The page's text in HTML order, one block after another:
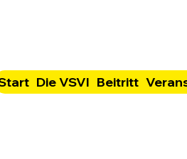
Die VSVI Beitritt